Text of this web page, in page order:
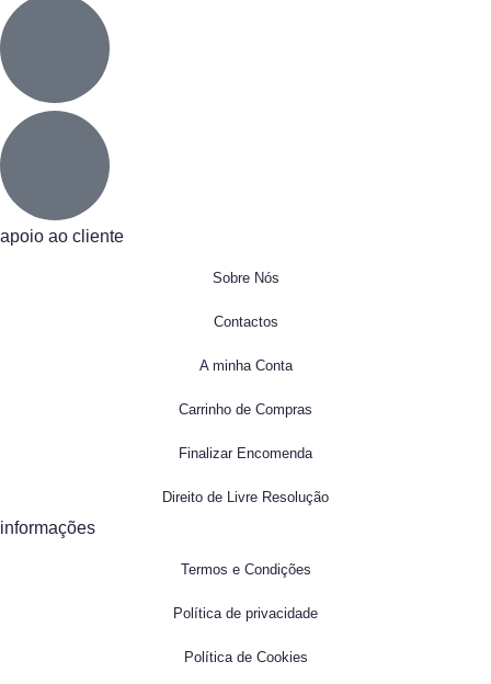
apoio ao cliente
Sobre Nós
Contactos
A minha Conta
Carrinho de Compras
Finalizar Encomenda
Direito de Livre Resolução
informações
Termos e Condições
Política de privacidade
Política de Cookies